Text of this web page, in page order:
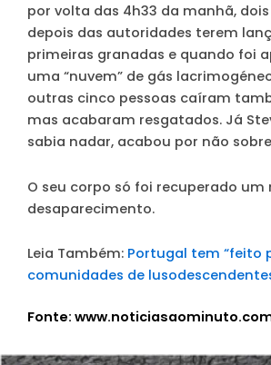
por volta das 4h33 da manhã,
depois das autoridades terem
primeiras granadas e quando foi
uma “nuvem” de gás
outras cinco pessoas caíram
mas acabaram resgatados. Já
sabia nadar, acabou por não
O seu corpo só foi recuperado um
desaparecimento.
Leia Também: Portugal tem “feito
comunidades de
Fonte: